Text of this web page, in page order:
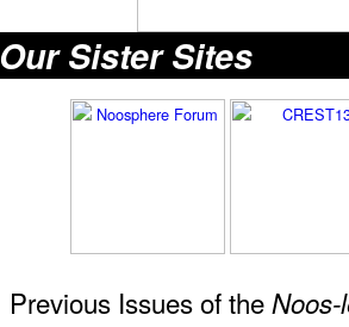
Our Sister Sites
Previous Issues of theNoos-